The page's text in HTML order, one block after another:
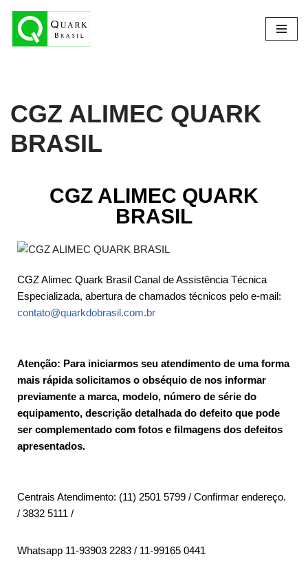
Pular
CGZ ALIMEC QUARK
BRASIL
CGZ ALIMEC QUARK
BRASIL
CGZ Alimec Quark Brasil Canal de Assistência Técnica
Especializada, abertura de chamados técnicos pelo e-mail:
contato@quarkdobrasil.com.br
Atenção: Para iniciarmos seu atendimento de uma forma
mais rápida solicitamos o obséquio de nos informar
previamente a marca, modelo, número de série do
equipamento, descrição detalhada do defeito que pode
ser complementado com fotos e filmagens dos defeitos
apresentados.
Centrais Atendimento: (11) 2501 5799 / Confirmar endereço.
/ 3832 5111 /
Whatsapp 11-93903 2283 / 11-99165 0441